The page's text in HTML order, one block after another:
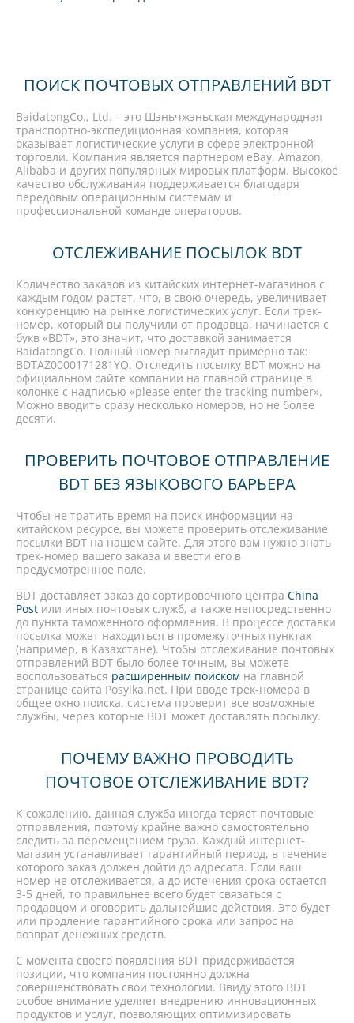
ПОИСК ПОЧТОВЫХ ОТПРАВЛЕНИЙ BDT
BaidatongCo., Ltd. – это Шэньчжэньская международная
транспортно-экспедиционная компания, которая
оказывает логистические услуги в сфере электронной
торговли. Компания является партнером eBay, Amazon,
Alibaba и других популярных мировых платформ. Высокое
качество обслуживания поддерживается благодаря
передовым операционным системам и
профессиональной команде операторов.
ОТСЛЕЖИВАНИЕ ПОСЫЛОК BDT
Количество заказов из китайских интернет-магазинов с
каждым годом растет, что, в свою очередь, увеличивает
конкуренцию на рынке логистических услуг. Если трек-
номер, который вы получили от продавца, начинается с
букв «BDT», это значит, что доставкой занимается
BaidatongCo. Полный номер выглядит примерно так:
BDTAZ0000171281YQ. Отследить посылку BDT можно на
официальном сайте компании на главной странице в
колонке с надписью «please enter the tracking number».
Можно вводить сразу несколько номеров, но не более
десяти.
ПРОВЕРИТЬ ПОЧТОВОЕ ОТПРАВЛЕНИЕ
BDT БЕЗ ЯЗЫКОВОГО БАРЬЕРА
Чтобы не тратить время на поиск информации на
китайском ресурсе, вы можете проверить отслеживание
посылки BDT на нашем сайте. Для этого вам нужно знать
трек-номер вашего заказа и ввести его в
предусмотренное поле.
BDT доставляет заказ до сортировочного центра China
Post или иных почтовых служб, а также непосредственно
до пункта таможенного оформления. В процессе доставки
посылка может находиться в промежуточных пунктах
(например, в Казахстане). Чтобы отслеживание почтовых
отправлений BDT было более точным, вы можете
воспользоваться расширенным поиском на главной
странице сайта Posylka.net. При вводе трек-номера в
общее окно поиска, система проверит все возможные
службы, через которые BDT может доставлять посылку.
ПОЧЕМУ ВАЖНО ПРОВОДИТЬ
ПОЧТОВОЕ ОТСЛЕЖИВАНИЕ BDT?
К сожалению, данная служба иногда теряет почтовые
отправления, поэтому крайне важно самостоятельно
следить за перемещением груза. Каждый интернет-
магазин устанавливает гарантийный период, в течение
которого заказ должен дойти до адресата. Если ваш
номер не отслеживается, а до истечения срока остается
3-5 дней, то правильнее всего будет связаться с
продавцом и оговорить дальнейшие действия. Это будет
или продление гарантийного срока или запрос на
возврат денежных средств.
С момента своего появления BDT придерживается
позиции, что компания постоянно должна
совершенствовать свои технологии. Ввиду этого BDT
особое внимание уделяет внедрению инновационных
продуктов и услуг, позволяющих оптимизировать